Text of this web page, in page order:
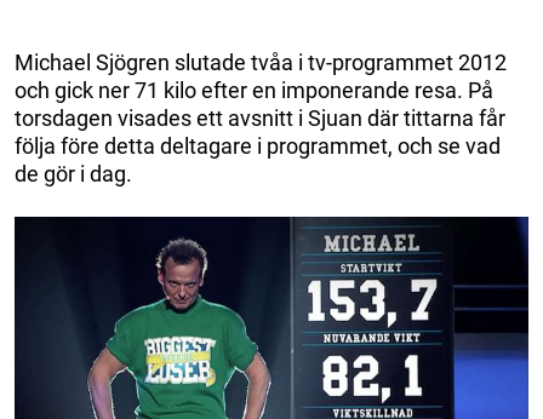
Michael Sjögren slutade tvåa i tv-programmet 2012
och gick ner 71 kilo efter en imponerande resa. På
torsdagen visades ett avsnitt i Sjuan där tittarna får
följa före detta deltagare i programmet, och se vad
de gör i dag.